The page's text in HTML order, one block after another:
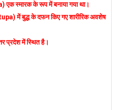
स्मारक के रूप में बनाया गया था।
में बुद्ध के दफन किए गए शारीरिक अवशेष
प्रदेश में स्थित है।